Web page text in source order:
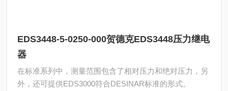
EDS3448-5-0250-000贺德克EDS3448压力继电
器
在标准系列中，测量范围包含了相对压力和绝对压力，另
外，还可提供EDS3000符合DESINAR标准的形式。